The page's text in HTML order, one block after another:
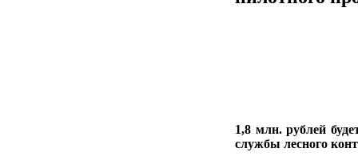
1,8 млн. рублей
службы лесного